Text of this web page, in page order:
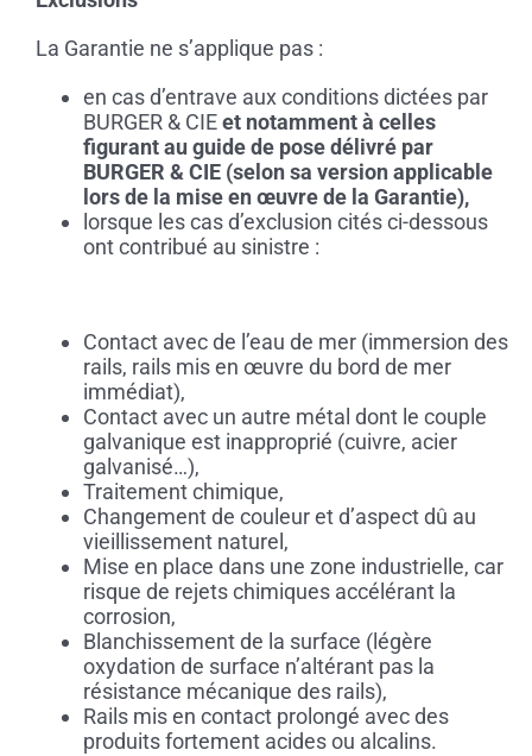
La Garantie ne s’applique pas :
en cas d’entrave aux conditions dictées par
BURGER & CIEet notamment à celles
figurant au guide de pose délivré par
BURGER & CIE (selon sa version applicable
lors de la mise en œuvre de la Garantie),
lorsque les cas d’exclusion cités ci-dessous
ont contribué au sinistre :
Contact avec de l’eau de mer (immersion des
rails, rails mis en œuvre du bord de mer
immédiat),
Contact avec un autre métal dont le couple
galvanique est inapproprié (cuivre, acier
galvanisé…),
Traitement chimique,
Changement de couleur et d’aspect dû au
vieillissement naturel,
Mise en place dans une zone industrielle, car
risque de rejets chimiques accélérant la
corrosion,
Blanchissement de la surface (légère
oxydation de surface n’altérant pas la
résistance mécanique des rails),
Rails mis en contact prolongé avec des
produits fortement acides ou alcalins.